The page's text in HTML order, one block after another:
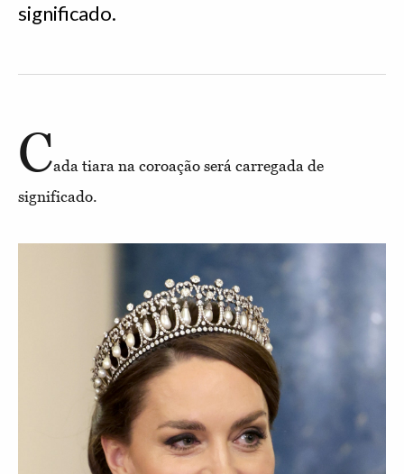
significado.
Cada tiara na coroação será carregada de
significado.